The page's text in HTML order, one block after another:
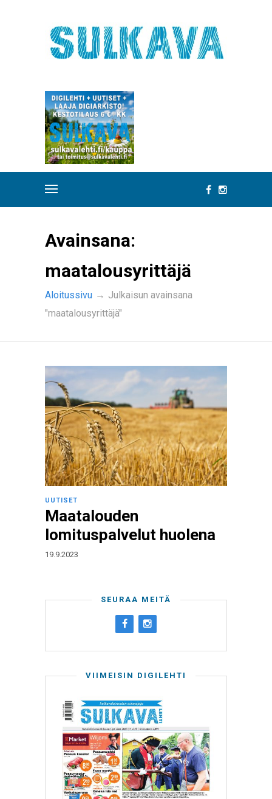
Avainsana:
maatalousyrittäjä
Aloitussivu → Julkaisun avainsana
"maatalousyrittäjä"
UUTISET
Maatalouden
lomituspalvelut huolena
19.9.2023
SEURAA MEITÄ
VIIMEISIN DIGILEHTI